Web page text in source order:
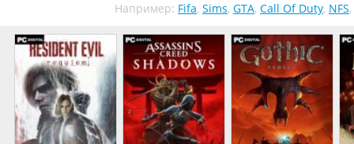
Например: Fifa, Sims, GTA, Call Of Duty, NFS,